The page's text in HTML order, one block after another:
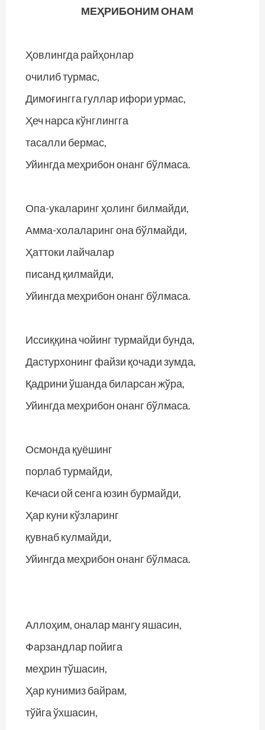
МЕҲРИБОНИМ ОНАМ
Ҳовлингда райҳонлар
очилиб турмас,
Димоғингга гуллар ифори урмас,
Ҳеч нарса кўнглингга
тасалли бермас,
Уйингда меҳрибон онанг бўлмаса.
Опа-укаларинг ҳолинг билмайди,
Амма-холаларинг она бўлмайди,
Ҳаттоки лайчалар
писанд қилмайди,
Уйингда меҳрибон онанг бўлмаса.
Иссиққина чойинг турмайди бунда,
Дастурхонинг файзи қочади зумда,
Қадрини ўшанда биларсан жўра,
Уйингда меҳрибон онанг бўлмаса.
Осмонда қуёшинг
порлаб турмайди,
Кечаси ой сенга юзин бурмайди,
Ҳар куни кўзларинг
қувнаб кулмайди,
Уйингда меҳрибон онанг бўлмаса.
Аллоҳим, оналар мангу яшасин,
Фарзандлар пойига
меҳрин тўшасин,
Ҳар кунимиз байрам,
тўйга ўхшасин,